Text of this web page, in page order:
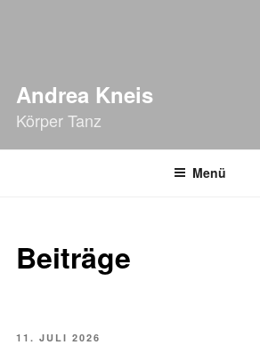
Andrea Kneis
Körper Tanz
Menü
Beiträge
VERÖFFENTLICHT
11. JULI 2026